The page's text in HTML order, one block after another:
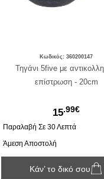
Κωδικός: 360200147
Τηγάνι 5five με
επίστρωση - 20cm
15.99€
Παραλαβή Σε 30 Λεπτά
Άμεση Αποστολή
Κάν’ το δικό σου